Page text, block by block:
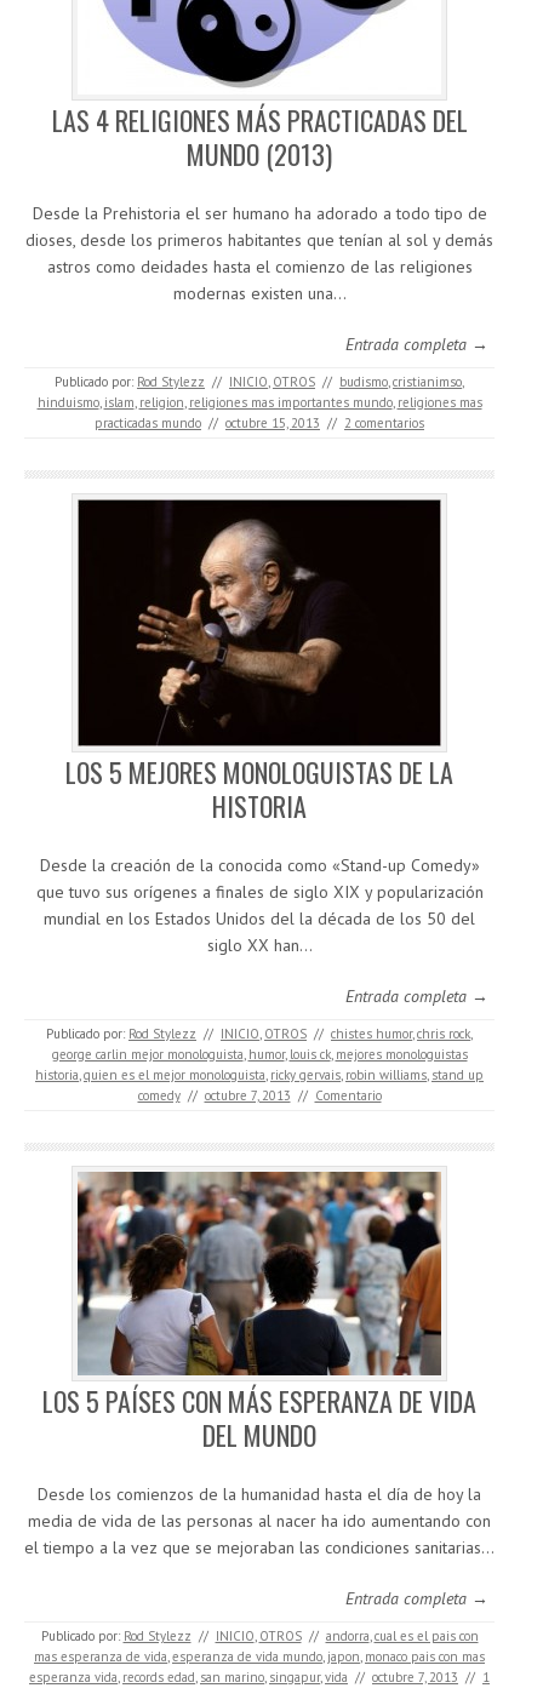
LAS 4 RELIGIONES MÁS PRACTICADAS DEL
MUNDO (2013)
Desde la Prehistoria el ser humano ha adorado a todo tipo de
dioses, desde los primeros habitantes que tenían al sol y demás
astros como deidades hasta el comienzo de las religiones
modernas existen una…
Entrada completa →
Publicado por: Rod Stylezz // INICIO, OTROS // budismo,cristianimso,
hinduismo, islam, religion, religiones mas importantes mundo, religiones mas
practicadas mundo // octubre 15, 2013 // 2 comentarios
LOS 5 MEJORES MONOLOGUISTAS DE LA
HISTORIA
Desde la creación de la conocida como «Stand-up Comedy»
que tuvo sus orígenes a finales de siglo XIX y popularización
mundial en los Estados Unidos del la década de los 50 del
siglo XX han…
Entrada completa →
Publicado por: Rod Stylezz // INICIO, OTROS // chistes humor,chris rock,
george carlin mejor monologuista, humor, louis ck, mejores monologuistas
historia,quien es el mejor monologuista, ricky gervais, robin williams, stand up
comedy // octubre 7, 2013 // Comentario
LOS 5 PAÍSES CON MÁS ESPERANZA DE VIDA
DEL MUNDO
Desde los comienzos de la humanidad hasta el día de hoy la
media de vida de las personas al nacer ha ido aumentando con
el tiempo a la vez que se mejoraban las condiciones sanitarias…
Entrada completa →
Publicado por: Rod Stylezz // INICIO, OTROS // andorra,cual es el pais con
mas esperanza de vida,esperanza de vida mundo, japon, monaco pais con mas
esperanza vida, records edad, san marino, singapur,vida // octubre 7, 2013 // 1